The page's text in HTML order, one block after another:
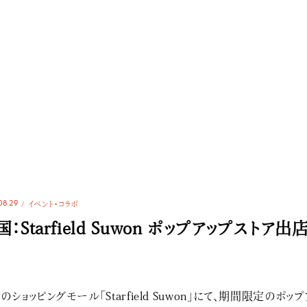
イベント・コラボ
：Starfield Suwon ポップアップストア出
ショッピングモール「Starfield Suwon」にて、期間限定のポップ